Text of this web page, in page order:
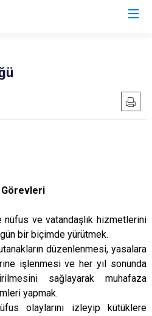
Sultanhisar
Efeler
Görevleri
ve vatandaşlık hizmetlerini
bir biçimde yürütmek.
düzenlenmesi, yasalara
işlenmesi ve her yıl sonunda
sağlayarak muhafaza
yapmak.
olaylarını izleyip kütüklere